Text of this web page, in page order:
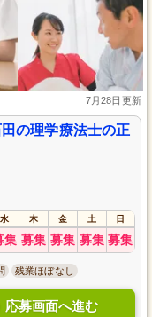
7月28日更新
の理学療法士の正
水 木 金 土 日
集 募集 募集 募集 募集
残業ほぼなし
応募画面へ進む